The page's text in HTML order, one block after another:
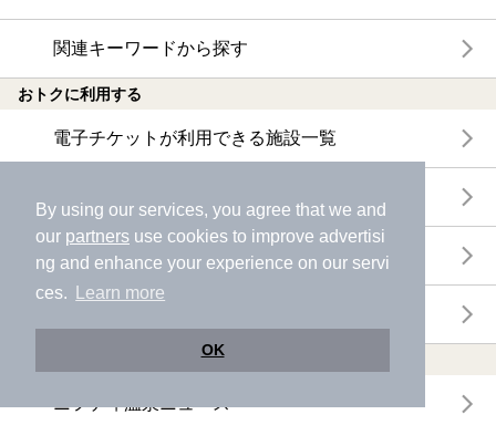
By using our services, you agree that we and
our partners use cookies to improve advertisi
ng and enhance your experience on our servi
ces.
Learn more
OK
関連キーワードから探す
おトクに利用する
電子チケットが利用できる施設一覧
おすすめ電子チケット・クーポン一覧
ニフティ温泉ニュース